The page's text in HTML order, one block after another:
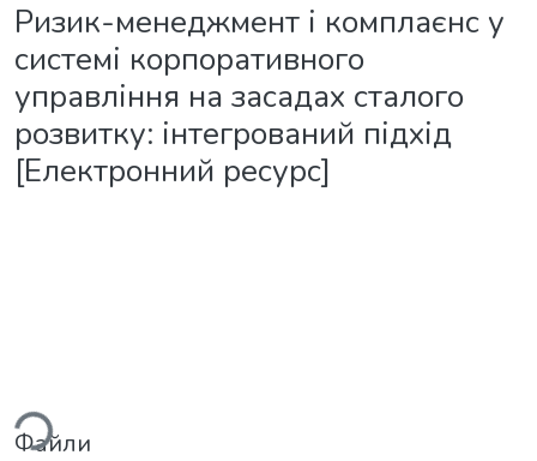
Ризик-менеджмент і комплаєнс у
системі корпоративного
управління на засадах сталого
розвитку: інтегрований підхід
[Електронний ресурс]
Файли